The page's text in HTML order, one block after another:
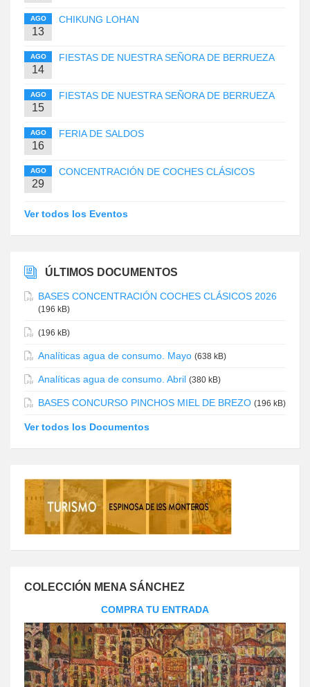
AGO
13
CHIKUNG LOHAN
AGO
14
FIESTAS DE NUESTRA SEÑORA DE BERRUEZA
AGO
15
FIESTAS DE NUESTRA SEÑORA DE BERRUEZA
AGO
16
FERIA DE SALDOS
AGO
29
CONCENTRACIÓN DE COCHES CLÁSICOS
Ver todos los Eventos
ÚLTIMOS DOCUMENTOS
BASES CONCENTRACIÓN COCHES CLÁSICOS 2026
(196 kB)
(196 kB)
Analíticas agua de consumo. Mayo (638 kB)
Analíticas agua de consumo. Abril (380 kB)
BASES CONCURSO PINCHOS MIEL DE BREZO (196 kB)
Ver todos los Documentos
COLECCIÓN MENA SÁNCHEZ
COMPRA TU ENTRADA